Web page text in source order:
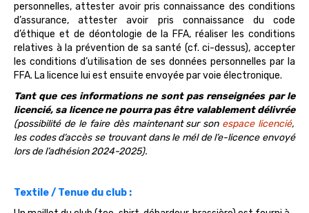
personnelles, attester avoir pris connaissance des conditions
d’assurance, attester avoir pris connaissance du code
d’éthique et de déontologie de la FFA, réaliser les conditions
relatives à la prévention de sa santé (cf. ci-dessus), accepter
les conditions d’utilisation de ses données personnelles par la
FFA. La licence lui est ensuite envoyée par voie électronique.
Tant que ces informations ne sont pas renseignées par le
licencié, sa licence ne pourra pas être valablement délivrée
(possibilité de le faire dès maintenant sur son espace licencié,
les codes d’accès se trouvant dans le mél de l’e-licence envoyé
lors de l’adhésion 2024-2025).
Textile / Tenue du club :